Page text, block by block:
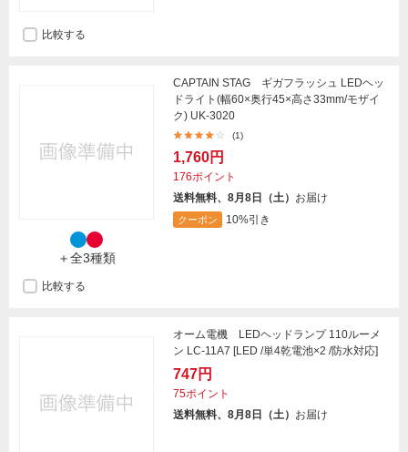
比較する
＋全3種類
CAPTAIN STAG ギガフラッシュ LEDヘッ
ドライト(幅60×奥行45×高さ33mm/モザイ
ク) UK-3020
(1)
1,760円
176ポイント
送料無料、8月8日（土） お届け
クーポン 10%引き
比較する
オーム電機 LEDヘッドランプ 110ルーメ
ン LC-11A7 [LED /単4乾電池×2 /防水対応]
747円
75ポイント
送料無料、8月8日（土） お届け